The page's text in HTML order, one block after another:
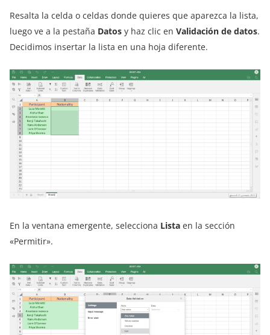
Resalta la celda o celdas donde quieres que aparezca la lista,
luego ve a la pestaña Datos y haz clic en Validación de datos.
Decidimos insertar la lista en una hoja diferente.
En la ventana emergente, selecciona Lista en la sección
«Permitir».